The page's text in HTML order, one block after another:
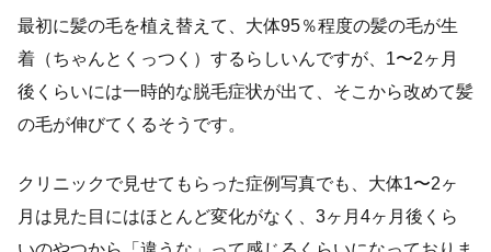
最初に髪の毛を植え替えて、大体95％程度の髪の毛が生
着（ちゃんとくっつく）するらしいんですが、1〜2ヶ月
後くらいには一時的な脱毛症状が出て、そこから改めて髪
の毛が伸びてくるそうです。
クリニックで見せてもらった症例写真でも、大体1〜2ヶ
月は見た目にはほとんど変化がなく、3ヶ月4ヶ月後くら